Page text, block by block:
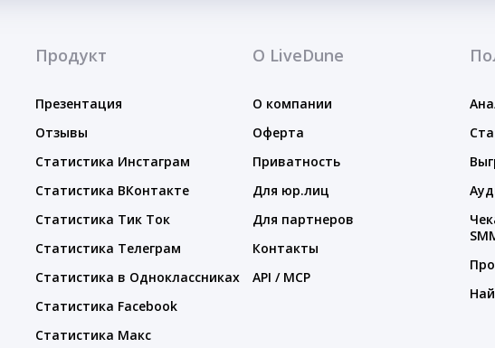
Продукт
Презентация
Отзывы
Статистика Инстаграм
Статистика ВКонтакте
Статистика Тик Ток
Статистика Телеграм
Статистика в Одноклассниках
Статистика Facebook
Статистика Макс
О LiveDune
О компании
Оферта
Приватность
Для юр.лиц
Для партнеров
Контакты
API / MCP